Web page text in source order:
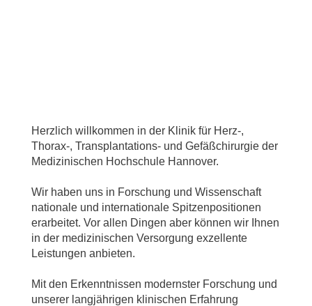
Herzlich willkommen in der Klinik für Herz-,
Thorax-, Transplantations- und Gefäßchirurgie der
Medizinischen Hochschule Hannover.
Wir haben uns in Forschung und Wissenschaft
nationale und internationale Spitzenpositionen
erarbeitet. Vor allen Dingen aber können wir Ihnen
in der medizinischen Versorgung exzellente
Leistungen anbieten.
Mit den Erkenntnissen modernster Forschung und
unserer langjährigen klinischen Erfahrung